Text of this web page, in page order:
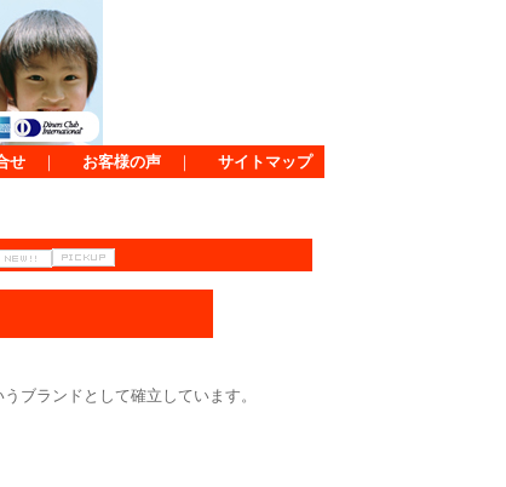
せ ｜ お客様の声 ｜ サイトマップ
ブランドとして確立しています。